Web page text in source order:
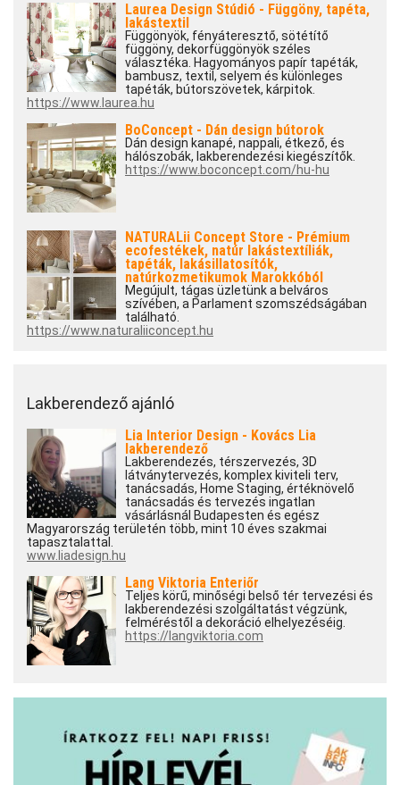
Laurea Design Stúdió - Függöny, tapéta,
lakástextil
Függönyök, fényáteresztő, sötétítő
függöny, dekorfüggönyök széles
választéka. Hagyományos papír tapéták,
bambusz, textil, selyem és különleges
tapéták, bútorszövetek, kárpitok.
https://www.laurea.hu
BoConcept - Dán design bútorok
Dán design kanapé, nappali, étkező, és
hálószobák, lakberendezési kiegészítők.
https://www.boconcept.com/hu-hu
NATURALii Concept Store - Prémium
ecofestékek, natúr lakástextíliák,
tapéták, lakásillatosítók,
natúrkozmetikumok Marokkóból
Megújult, tágas üzletünk a belváros
szívében, a Parlament szomszédságában
található.
https://www.naturaliiconcept.hu
Lakberendező ajánló
Lia Interior Design - Kovács Lia
lakberendező
Lakberendezés, térszervezés, 3D
látványtervezés, komplex kiviteli terv,
tanácsadás, Home Staging, értéknövelő
tanácsadás és tervezés ingatlan
vásárlásnál Budapesten és egész
Magyarország területén több, mint 10 éves szakmai
tapasztalattal.
www.liadesign.hu
Lang Viktoria Enteriőr
Teljes körű, minőségi belső tér tervezési és
lakberendezési szolgáltatást végzünk,
felméréstől a dekoráció elhelyezéséig.
https://langviktoria.com